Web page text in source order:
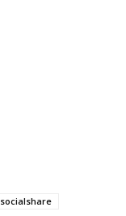
socialshare